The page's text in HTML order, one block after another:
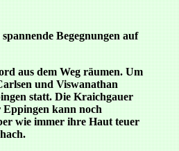
Begegnungen auf
aus dem Weg räumen. Um
und Viswanathan
statt. Die Kraichgauer
kann noch
wie immer ihre Haut teuer